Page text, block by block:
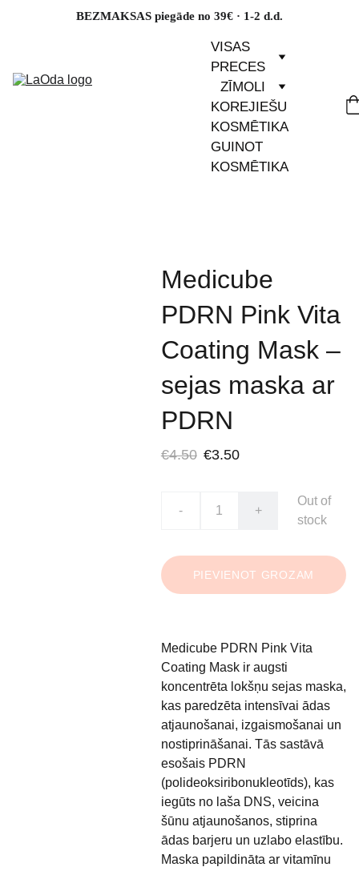
BEZMAKSAS piegāde no 39€ · 1-2 d.d.
VISAS
PRECES
ZĪMOLI
KOREJIEŠU
KOSMĒTIKA
GUINOT
KOSMĒTIKA
Medicube
PDRN Pink Vita
Coating Mask –
sejas maska ar
PDRN
€4.50 €3.50
- +
Out of
stock
PIEVIENOT GROZAM
Medicube PDRN Pink Vita
Coating Mask ir augsti
koncentrēta lokšņu sejas maska,
kas paredzēta intensīvai ādas
atjaunošanai, izgaismošanai un
nostiprināšanai. Tās sastāvā
esošais PDRN
(polideoksiribonukleotīds), kas
iegūts no laša DNS, veicina
šūnu atjaunošanos, stiprina
ādas barjeru un uzlabo elastību.
Maska papildināta ar vitamīnu